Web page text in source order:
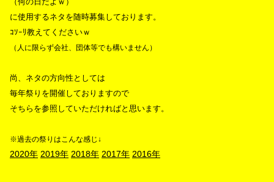
に使用するネタを随時募集しております。
ｺｿｰﾘ教えてくださいｗ
（人に限らず会社、団体等でも構いません）
尚、ネタの方向性としては
毎年祭りを開催しておりますので
そちらを参照していただければと思います。
※過去の祭りはこんな感じ↓
2020年 2019年 2018年 2017年 2016年